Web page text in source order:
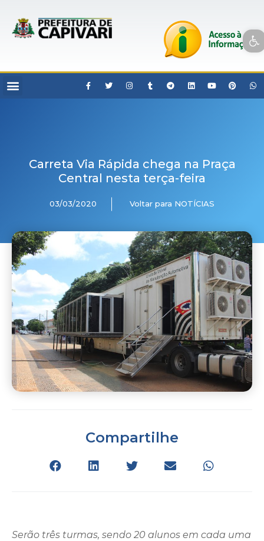
Open toolbar
Carreta Via Rápida chega na Praça
Central nesta terça-feira
03/03/2020 Voltar para NOTÍCIAS
Compartilhe
Serão três turmas, sendo 20 alunos em cada uma